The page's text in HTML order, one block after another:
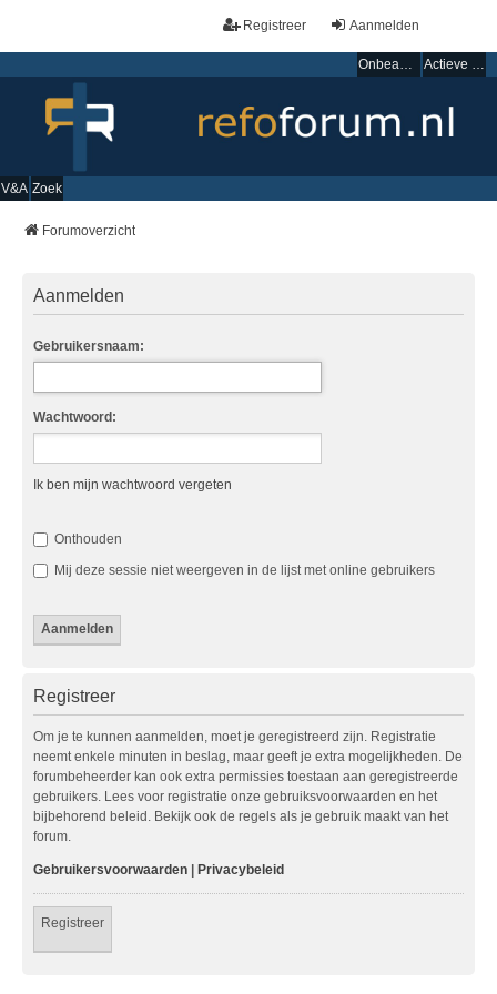
Aanmelden
Registreer
Onbeantwoorde onderwerpen Actieve onderwerpen
V&A Zoek
Forumoverzicht
Aanmelden
Gebruikersnaam:
Wachtwoord:
Ik ben mijn wachtwoord vergeten
Onthouden
Mij deze sessie niet weergeven in de lijst met online gebruikers
Registreer
Om je te kunnen aanmelden, moet je geregistreerd zijn. Registratie
neemt enkele minuten in beslag, maar geeft je extra mogelijkheden. De
forumbeheerder kan ook extra permissies toestaan aan geregistreerde
gebruikers. Lees voor registratie onze gebruiksvoorwaarden en het
bijbehorend beleid. Bekijk ook de regels als je gebruik maakt van het
forum.
Gebruikersvoorwaarden | Privacybeleid
Registreer